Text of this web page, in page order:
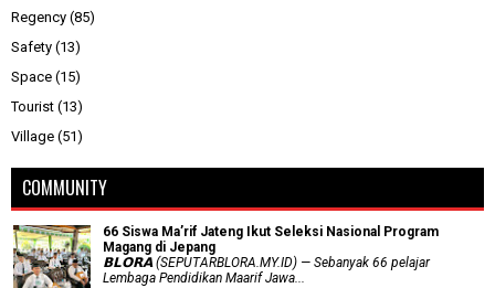
Regency (85)
Safety (13)
Space (15)
Tourist (13)
Village (51)
COMMUNITY
66 Siswa Ma’rif Jateng Ikut Seleksi Nasional Program
Magang di Jepang
𝗕𝗟𝗢𝗥𝗔 (SEPUTARBLORA.MY.ID) — Sebanyak 66 pelajar
Lembaga Pendidikan Maarif Jawa...